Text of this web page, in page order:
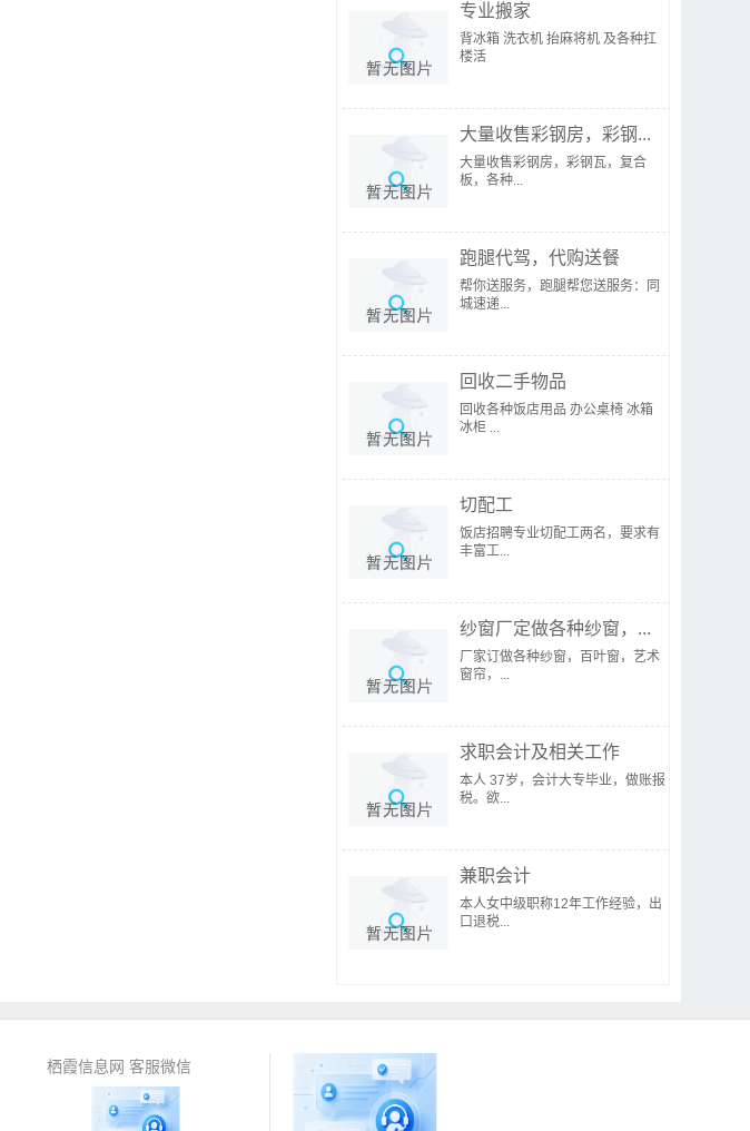
专业搬家
背冰箱 洗衣机 抬麻将机 及各种扛
楼活
大量收售彩钢房，彩钢...
大量收售彩钢房，彩钢瓦，复合
板，各种...
跑腿代驾，代购送餐
帮你送服务，跑腿帮您送服务：同
城速递...
回收二手物品
回收各种饭店用品 办公桌椅 冰箱
冰柜 ...
切配工
饭店招聘专业切配工两名，要求有
丰富工...
纱窗厂定做各种纱窗，...
厂家订做各种纱窗，百叶窗，艺术
窗帘，...
求职会计及相关工作
本人 37岁，会计大专毕业，做账报
税。欲...
兼职会计
本人女中级职称12年工作经验，出
口退税...
栖霞信息网 客服微信